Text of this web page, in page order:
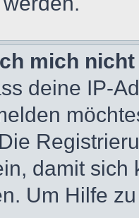
mich
deine IP-
damit
Um Hilfe